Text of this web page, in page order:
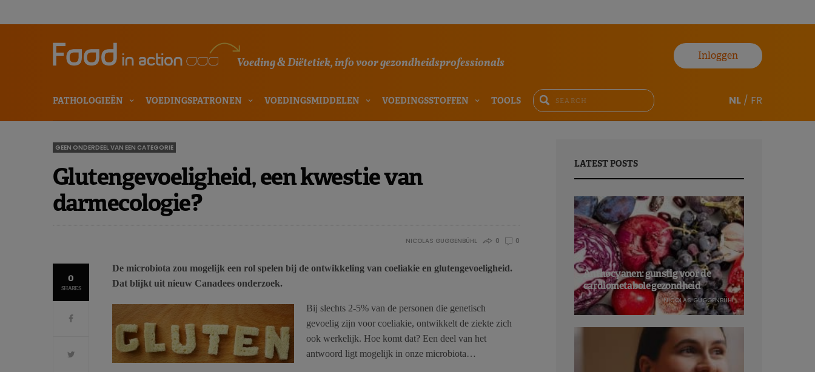
Voeding & Diëtetiek, info voor gezondheidsprofessionals
Inloggen
PATHOLOGIEËN VOEDINGSPATRONEN VOEDINGSMIDDELEN VOEDINGSSTOFFEN TOOLS NL / FR
GEEN ONDERDEEL VAN EEN CATEGORIE
Glutengevoeligheid, een kwestie van
darmecologie?
NICOLAS GUGGENBÜHL 0 0
0
SHARES
De microbiota zou mogelijk een rol spelen bij de ontwikkeling van coeliakie en glutengevoeligheid.
Dat blijkt uit nieuw Canadees onderzoek.
Bij slechts 2-5% van de personen die genetisch
gevoelig zijn voor coeliakie, ontwikkelt de ziekte zich
ook werkelijk. Hoe komt dat? Een deel van het
antwoord ligt mogelijk in onze microbiota…
LATEST POSTS
Anthocyanen: gunstig voor de
cardiometabole gezondheid
NICOLAS GUGGENBÜHL